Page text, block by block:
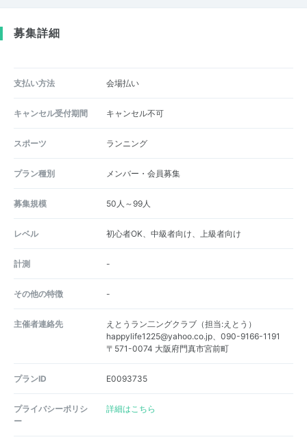
募集詳細
支払い方法 会場払い
キャンセル受付期間 キャンセル不可
スポーツ ランニング
プラン種別 メンバー・会員募集
募集規模 50人～99人
レベル 初心者OK、中級者向け、上級者向け
計測 -
その他の特徴 -
主催者連絡先
えとうラン二ングクラブ（担当:えとう）
happylife1225@yahoo.co.jp、090-9166-1191
〒571-0074 大阪府門真市宮前町
プランID E0093735
プライバシーポリシ
ー
詳細はこちら